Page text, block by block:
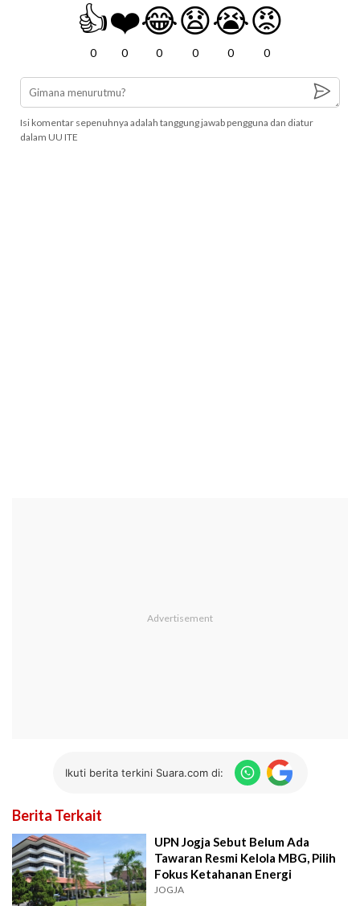
👍
0
❤️
0
😂
0
😧
0
😭
0
😡
0
Isi komentar sepenuhnya adalah tanggung jawab pengguna dan diatur
dalam UU ITE
Ikuti berita terkini Suara.com di:
Berita Terkait
UPN Jogja Sebut Belum Ada
Tawaran Resmi Kelola MBG, Pilih
Fokus Ketahanan Energi
JOGJA